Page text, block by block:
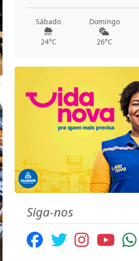
Sábado
24°C
Domingo
26°C
Siga-nos